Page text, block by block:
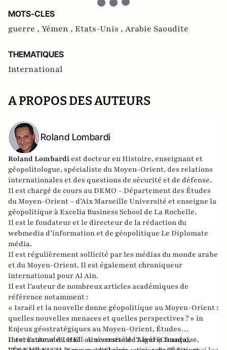
MOTS-CLES
guerre , Yémen , Etats-Unis , Arabie Saoudite
THEMATIQUES
International
A PROPOS DES AUTEURS
Roland Lombardi
Roland Lombardi est docteur en Histoire, enseignant et
géopolitologue, spécialiste du Moyen-Orient, des relations
internationales et des questions de sécurité et de défense.
Il est chargé de cours au DEMO – Département des Études
du Moyen-Orient – d’Aix Marseille Université et enseigne la
géopolitique à Excelia Business School de La Rochelle.
Il est le fondateur et le directeur de la rédaction du
webmedia d’information et de géopolitique Le Diplomate
média.
Il est régulièrement sollicité par les médias du monde arabe
et du Moyen-Orient. Il est également chroniqueur
international pourAl Ain.
Il est l’auteur de nombreux articles académiques de
référence notamment :
« Israël et la nouvelle donne géopolitique au Moyen-Orient :
quelles nouvelles menaces et quelles perspectives ? » in
Enjeux géostratégiques au Moyen-Orient, Études
Internationales, HEI - Université de Laval (Canada),
Il est l'auteur d'Israël au secours de l'Algérie française,